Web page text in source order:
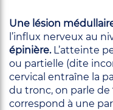
Une lésion
l’influx nerveux au
épinière.L’atteinte
ou partielle (dite
cervical entraîne la
du tronc, on parle de
correspond à une